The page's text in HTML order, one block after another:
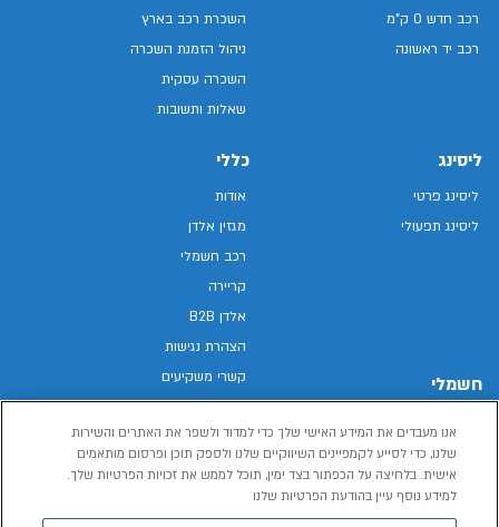
רכב חדש 0 ק"מ
רכב יד ראשונה
השכרת רכב בארץ
ניהול הזמנת השכרה
השכרה עסקית
שאלות ותשובות
ליסינג
ליסינג פרטי
ליסינג תפעולי
חשמלי
רכב חשמלי
הכל על רכב חשמלי
כללי
אודות
מגזין אלדן
רכב חשמלי
קריירה
אלדן B2B
הצהרת נגישות
קשרי משקיעים
מפת האתר
מדיניות פרטיות
תנאי שימוש
אנו מעבדים את המידע האישי שלך כדי למדוד ולשפר את האתרים והשירות
שלנו, כדי לסייע לקמפיינים השיווקיים שלנו ולספק תוכן ופרסום מותאמים
אישית. בלחיצה על הכפתור בצד ימין, תוכל לממש את זכויות הפרטיות שלך.
למידע נוסף עיין בהודעת הפרטיות שלנו